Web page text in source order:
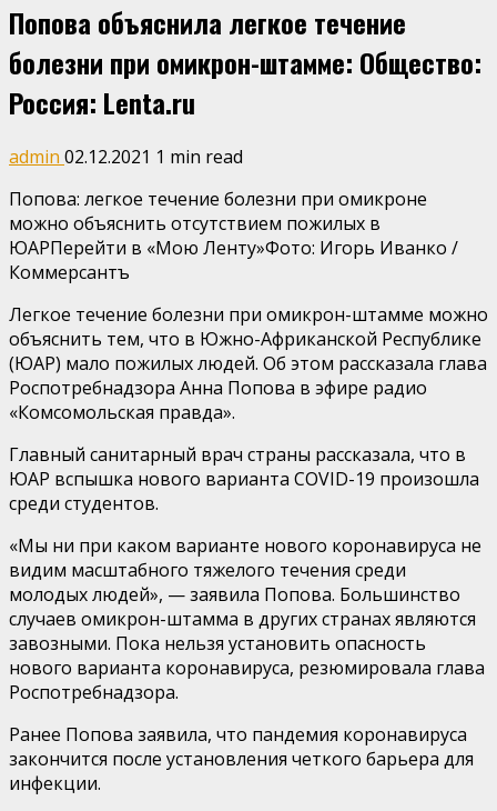
Попова объяснила легкое течение
болезни при омикрон-штамме: Общество:
Россия: Lenta.ru
admin 02.12.2021 1 min read
Попова: легкое течение болезни при омикроне
можно объяснить отсутствием пожилых в
ЮАРПерейти в «Мою Ленту»Фото: Игорь Иванко /
Коммерсантъ
Легкое течение болезни при омикрон-штамме можно
объяснить тем, что в Южно-Африканской Республике
(ЮАР) мало пожилых людей. Об этом рассказала глава
Роспотребнадзора Анна Попова в эфире радио
«Комсомольская правда».
Главный санитарный врач страны рассказала, что в
ЮАР вспышка нового варианта COVID-19 произошла
среди студентов.
«Мы ни при каком варианте нового коронавируса не
видим масштабного тяжелого течения среди
молодых людей», — заявила Попова. Большинство
случаев омикрон-штамма в других странах являются
завозными. Пока нельзя установить опасность
нового варианта коронавируса, резюмировала глава
Роспотребнадзора.
Ранее Попова заявила, что пандемия коронавируса
закончится после установления четкого барьера для
инфекции.